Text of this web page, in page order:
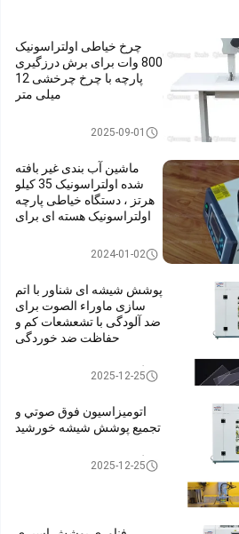
چرخ خیاطی اولتراسونیک
800 وات برای برش درزگیری
پارچه با چرخ چرخشی 12
میلی متر
چرخ خیاطی اولتراسونیک
2025-09-01
ماشین آب بندی غیر بافته
شده اولتراسونیک 35 کیلو
هرتز ، دستگاه خیاطی پارچه
اولتراسونیک هسته ای برای
چرخ خیاطی اولتراسونیک
2024-01-02
پوشش شیشه ای شناور با اتم
سازی ماوراء الصوت برای
ضد آلودگی با تشعشعات کم و
حفاظت ضد خوردگی
دستگاه پوشش اسپری فوق صوتی
2025-12-25
اتوميزاسيون فوق صوتي و
تجميع پوشش شيشه خورشيد
دستگاه پوشش اسپری فوق صوتی
2025-12-25